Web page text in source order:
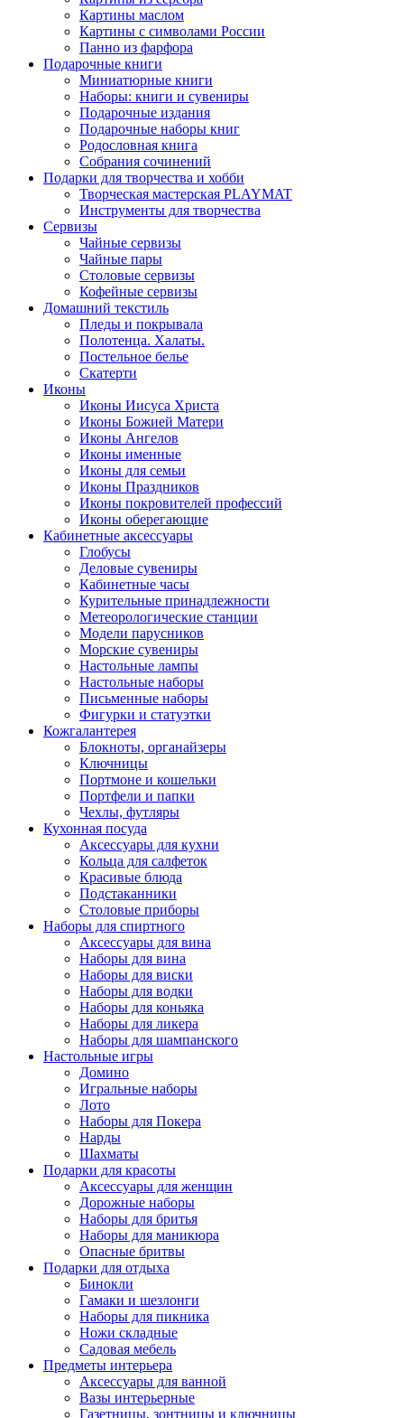
Картины маслом
Картины с символами России
Панно из фарфора
Подарочные книги
Миниатюрные книги
Наборы: книги и сувениры
Подарочные издания
Подарочные наборы книг
Родословная книга
Собрания сочинений
Подарки для творчества и хобби
Творческая мастерская PLAYMAT
Инструменты для творчества
Cервизы
Чайные сервизы
Чайные пары
Столовые сервизы
Кофейные сервизы
Домашний текстиль
Пледы и покрывала
Полотенца. Халаты.
Постельное белье
Скатерти
Иконы
Иконы Иисуса Христа
Иконы Божией Матери
Иконы Ангелов
Иконы именные
Иконы для семьи
Иконы Праздников
Иконы покровителей профессий
Иконы оберегающие
Кабинетные аксессуары
Глобусы
Деловые сувениры
Кабинетные часы
Курительные принадлежности
Метеорологические станции
Модели парусников
Морские сувениры
Настольные лампы
Настольные наборы
Письменные наборы
Фигурки и статуэтки
Кожгалантерея
Блокноты, органайзеры
Ключницы
Портмоне и кошельки
Портфели и папки
Чехлы, футляры
Кухонная посуда
Аксессуары для кухни
Кольца для салфеток
Красивые блюда
Подстаканники
Столовые приборы
Наборы для спиртного
Аксессуары для вина
Наборы для вина
Наборы для виски
Наборы для водки
Наборы для коньяка
Наборы для ликера
Наборы для шампанского
Настольные игры
Домино
Игральные наборы
Лото
Наборы для Покера
Нарды
Шахматы
Подарки для красоты
Аксессуары для женщин
Дорожные наборы
Наборы для бритья
Наборы для маникюра
Опасные бритвы
Подарки для отдыха
Бинокли
Гамаки и шезлонги
Наборы для пикника
Ножи складные
Садовая мебель
Предметы интерьера
Аксессуары для ванной
Вазы интерьерные
Газетницы, зонтницы и ключницы